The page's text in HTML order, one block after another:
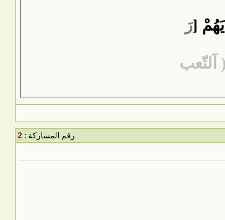
[رَ
رقم المشاركة : 2